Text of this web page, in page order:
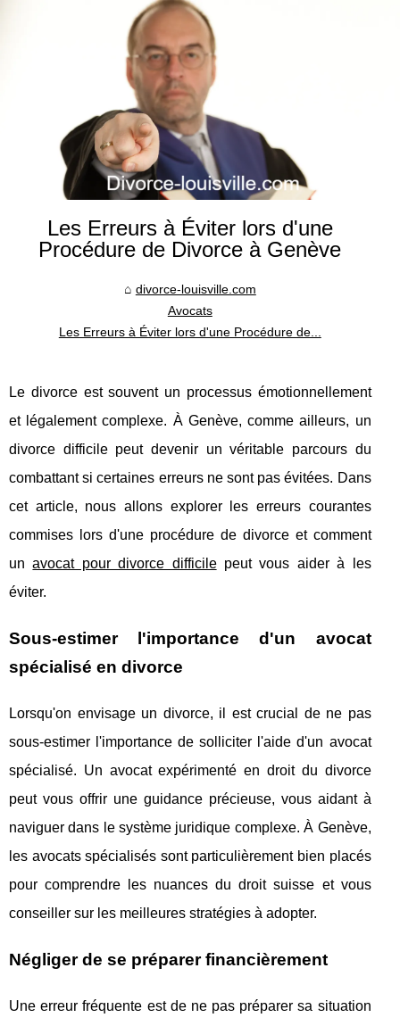
Les Erreurs à Éviter lors d'une
Procédure de Divorce à Genève
divorce-louisville.com
Avocats
Les Erreurs à Éviter lors d'une Procédure de...
Le divorce est souvent un processus émotionnellement
et légalement complexe. À Genève, comme ailleurs, un
divorce difficile peut devenir un véritable parcours du
combattant si certaines erreurs ne sont pas évitées. Dans
cet article, nous allons explorer les erreurs courantes
commises lors d'une procédure de divorce et comment
unavocat pour divorce difficilepeut vous aider à les
éviter.
Sous-estimer l'importance d'un avocat
spécialisé en divorce
Lorsqu'on envisage un divorce, il est crucial de ne pas
sous-estimer l'importance de solliciter l'aide d'un avocat
spécialisé. Un avocat expérimenté en droit du divorce
peut vous offrir une guidance précieuse, vous aidant à
naviguer dans le système juridique complexe. À Genève,
les avocats spécialisés sont particulièrement bien placés
pour comprendre les nuances du droit suisse et vous
conseiller sur les meilleures stratégies à adopter.
Négliger de se préparer financièrement
Une erreur fréquente est de ne pas préparer sa situation